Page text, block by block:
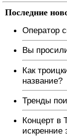
Последние
Оператор
Вы
Как
название?
Тренды
Концерт в
искренние